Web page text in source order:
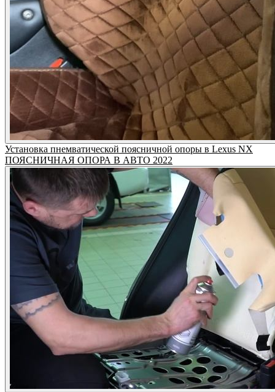
Установка пнемватической поясничной опоры в Lexus NX
ПОЯСНИЧНАЯ ОПОРА В АВТО 2022